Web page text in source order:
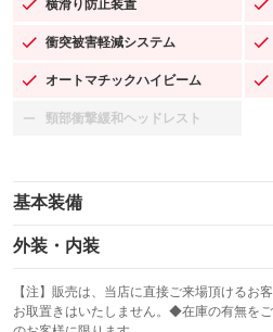
横滑り防止装置
：装備あり
衝突被害軽減システム
：装備あり
オートマチックハイビーム
：装備あり
頸部衝撃緩和ヘッドレスト
：装備なし
基本装備
エアバッグ：運転席/助手席/サイド
：装備あり
：装備あり
サンルーフ
：装備なし
外装・内装
カーナビ：SDナビ
：装備あり
TV：フルセグ
【注】販売は、当店に直接ご来場頂ける
お取置きはいたしません。◆在庫の有無を